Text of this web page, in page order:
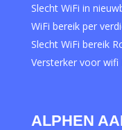
Slecht WiFi in
WiFi bereik per
Slecht WiFi bereik
Versterker voor wifi
ALPHEN